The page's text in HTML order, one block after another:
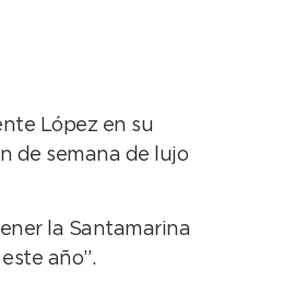
López en su
de semana de lujo
la Santamarina
año”.